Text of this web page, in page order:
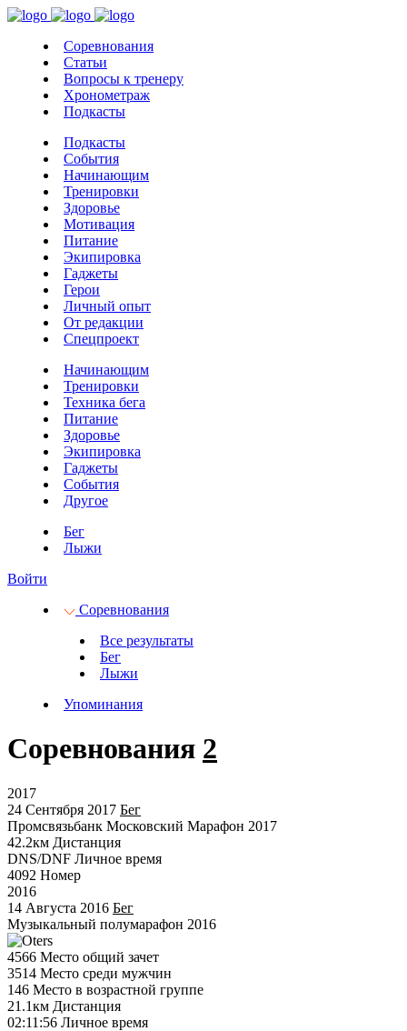
Соревнования
Статьи
Вопросы к тренеру
Хронометраж
Подкасты
Подкасты
События
Начинающим
Тренировки
Здоровье
Мотивация
Питание
Экипировка
Гаджеты
Герои
Личный опыт
От редакции
Спецпроект
Начинающим
Тренировки
Техника бега
Питание
Здоровье
Экипировка
Гаджеты
События
Другое
Бег
Лыжи
Войти
Соревнования
Все результаты
Бег
Лыжи
Упоминания
Соревнования 2
2017
24 Сентября 2017 Бег
Промсвязьбанк Московский Марафон 2017
42.2км Дистанция
DNS/DNF Личное время
4092 Номер
2016
14 Августа 2016 Бег
Музыкальный полумарафон 2016
4566 Место общий зачет
3514 Место среди мужчин
146 Место в возрастной группе
21.1км Дистанция
02:11:56 Личное время